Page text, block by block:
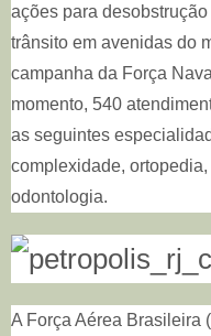
ações para
trânsito em avenidas do
campanha da Força
momento, 540
as seguintes
complexidade,
odontologia.
A Força Aérea Brasileira